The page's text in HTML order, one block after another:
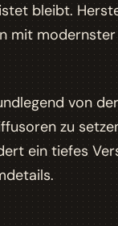
bleibt.
mit modernster
von
zu
ein tiefes